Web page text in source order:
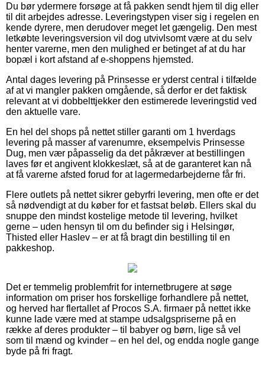
Du bør ydermere forsøge at få pakken sendt hjem til dig eller
til dit arbejdes adresse. Leveringstypen viser sig i regelen en
kende dyrere, men derudover meget let gængelig. Den mest
letkøbte leveringsversion vil dog utvivlsomt være at du selv
henter varerne, men den mulighed er betinget af at du har
bopæl i kort afstand af e-shoppens hjemsted.
Antal dages levering på Prinsesse er yderst central i tilfælde
af at vi mangler pakken omgående, så derfor er det faktisk
relevant at vi dobbelttjekker den estimerede leveringstid ved
den aktuelle vare.
En hel del shops på nettet stiller garanti om 1 hverdags
levering på masser af varenumre, eksempelvis Prinsesse
Dug, men vær påpasselig da det påkræver at bestillingen
laves før et angivent klokkeslæt, så at de garanteret kan nå
at få varerne afsted forud for at lagermedarbejderne får fri.
Flere outlets på nettet sikrer gebyrfri levering, men ofte er det
så nødvendigt at du køber for et fastsat beløb. Ellers skal du
snuppe den mindst kostelige metode til levering, hvilket
gerne – uden hensyn til om du befinder sig i Helsingør,
Thisted eller Haslev – er at få bragt din bestilling til en
pakkeshop.
Det er temmelig problemfrit for internetbrugere at søge
information om priser hos forskellige forhandlere på nettet,
og herved har flertallet af Procos S.A. firmaer på nettet ikke
kunne lade være med at stampe udsalgspriserne på en
række af deres produkter – til babyer og børn, lige så vel
som til mænd og kvinder – en hel del, og endda nogle gange
byde på fri fragt.